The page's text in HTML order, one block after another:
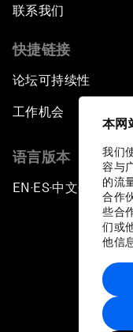
本网
我们
容与
的流
合作
些合
们或
他信
联系我们
快捷链接
论坛可持续性
工作机会
语言版本
EN ▪ES▪中文▪ 日本語